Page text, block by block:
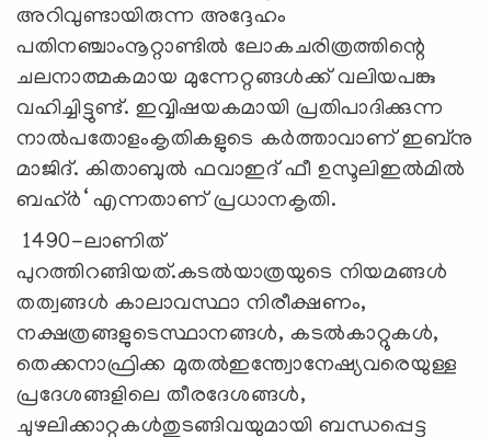
അറിവുണ്ടായിരുന്ന അദ്ദേഹം
പതിനഞ്ചാംനൂറ്റാണ്ടില്‍ ലോകചരിത്രത്തിന്റെ
ചലനാത്മകമായ മുന്നേറ്റങ്ങള്‍ക്ക്‌ വലിയപങ്കു
വഹിച്ചിട്ടുണ്ട്‌. ഇവ്വിഷയകമായി പ്രതിപാദിക്കുന്ന
നാല്‍പതോളംകൃതികളുടെ കര്‍ത്താവാണ്‌ ഇബ്‌നു
മാജിദ്‌. കിതാബുല്‍ ഫവാഇദ്‌ ഫീ ഉസൂലിഇല്‍മില്‍
ബഹ്‌ര്‍‘ എന്നതാണ്‌ പ്രധാനകൃതി.
1490-ലാണിത്‌
പുറത്തിറങ്ങിയത്‌.കടല്‍യാത്രയുടെ നിയമങ്ങള്‍
തത്വങ്ങള്‍ കാലാവസ്ഥാ നിരീക്ഷണം,
നക്ഷത്രങ്ങളുടെസ്ഥാനങ്ങള്‍, കടല്‍കാറ്റുകള്‍,
തെക്കനാഫ്രിക്ക മുതല്‍ഇന്ത്വോനേഷ്യവരെയുള്ള
പ്രദേശങ്ങളിലെ തീരദേശങ്ങള്‍,
ചുഴലിക്കാറ്റുകള്‍തുടങ്ങിവയുമായി ബന്ധപ്പെട്ട